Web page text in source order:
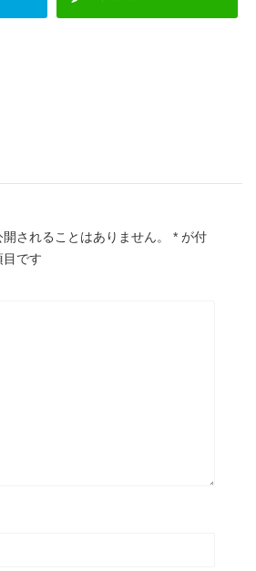
されることはありません。 * が付
目です